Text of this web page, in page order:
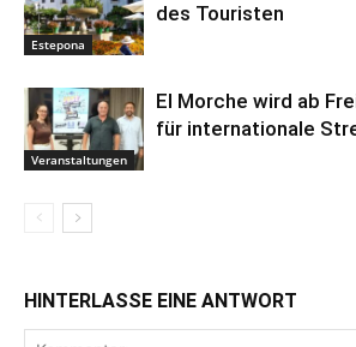
Estepona
des Touristen
Veranstaltungen
El Morche wird ab
für internationale
HINTERLASSE EINE ANTWORT